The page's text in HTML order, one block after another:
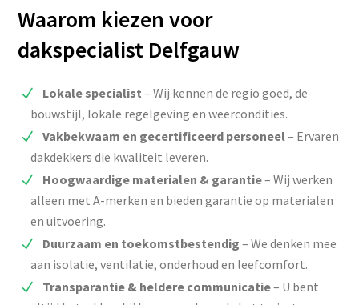
Waarom kiezen voor
dakspecialist Delfgauw
Lokale specialist – Wij kennen de regio goed, de
bouwstijl, lokale regelgeving en weercondities.
Vakbekwaam en gecertificeerd personeel– Ervaren
dakdekkers die kwaliteit leveren.
Hoogwaardige materialen & garantie– Wij werken
alleen met A-merken en bieden garantie op materialen
en uitvoering.
Duurzaam en toekomstbestendig – We denken mee
aan isolatie, ventilatie, onderhoud en leefcomfort.
Transparantie & heldere communicatie– U bent